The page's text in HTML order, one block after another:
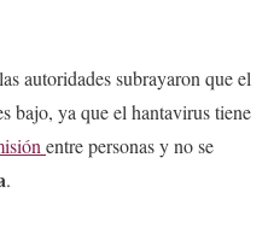
autoridades subrayaron que el
bajo, ya que el hantavirus tiene
entre personas y no se
.